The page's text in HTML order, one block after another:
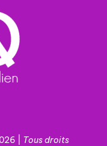
| Tousdroits